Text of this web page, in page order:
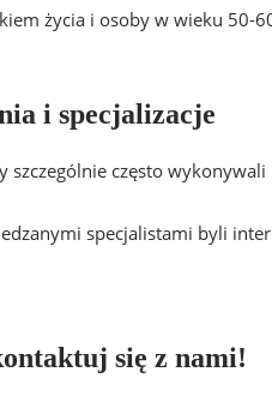
życia i osoby w wieku 50-
i specjalizacje
szczególnie często
specjalistami byli
się z nami!